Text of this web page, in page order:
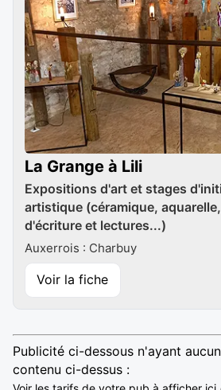
La Grange à Lili
Expositions d'art et stages
artistique (céramique,
d'écriture et lectures...)
Auxerrois : Charbuy
Voir la fiche
Publicité ci-dessous n'ayant
contenu ci-dessus :